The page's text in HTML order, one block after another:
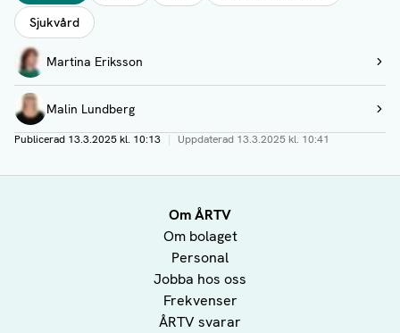
Sjukvård
Författare
Martina Eriksson
Visa profil
Malin Lundberg
Visa profil
Publicerad 13.3.2025 kl. 10:13 | Uppdaterad 13.3.2025 kl. 10:41
Om ÅRTV
Om bolaget
Personal
Jobba hos oss
Frekvenser
ÅRTV svarar